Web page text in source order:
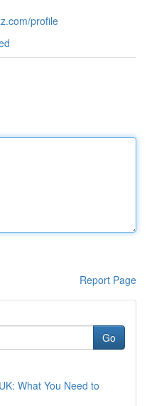
profile
Report Page
Go
What You Need to